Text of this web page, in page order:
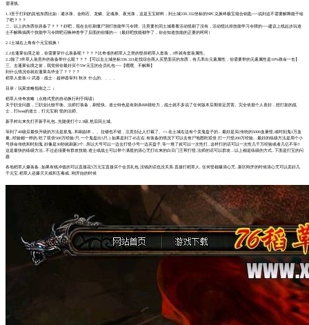
需谨慎。
1.3至于打到的其他东西比如：避水珠、金刚石、龙鳞、定魂珠、夜光珠，这是五宝材料，到土城339.332坐标的NPC兑换终极宝箱合钥匙~~~说到这不需要解释能干啥
了吧？？？
二、以上的东西你具备了？？？好吧，现在去狂刷僵尸洞打技能学习令牌。注意要长回土城看看活动怪刷了没有，活动怪比掉技能学习令牌的~~~建议上线起步玩道
士不解释搞两个技能学习令牌吧召唤神兽学了后面的你懂的~~（最好吧技能都学了，你会知道技能的正要的呵呵）
2.1土城右上角有个元宝税换！
2.2去蓬莱仙境之前，你需要穿什么装备呢？？？？比奇省的稻草人之类的怪掉稻草人套装，3件就有套装属性。
2.2除了3件草人装意外的装备带什么呢？？？【可以去土城坐标336.321处找综合商人买里面买的东西，有几率出元素属性，你需要带的元素属性是10%致命一击】
三、去蓬莱仙境之前，我觉得你最好买个5W元宝的会员礼包~~~【嘿嘿、不解释】
到什么情况你就在蓬莱岛毕业了？？？？
稻草人套装+2 武器：战士：超神器审判 秋水 什么的、、、、
目录 / 玩家攻略指南之二 ↓
稻草人传奇攻略（点格式里的自动换行利于阅读）
关于职业问题，三职业比较平衡。法师打装备，刷怪快。道士特色是有刺杀BB很给力，战士就不多说了任何版本后期肯定厉害。完全依据个人喜好，想打架的战
士，打boss的道士，打元宝刷 怪的法师。
新手村出来先打开新手礼包..先随便打个2.3级.然后回土城。
等到了40级后最快升级的方法是抓鬼..和刷副本 。。拉镖也不错，注意别让人打截了。<>.在土城右边有个卖鬼盘子的...最好是买(传统的5000血量怪,或时刻鬼1万血
量,,经验都一样的.吃了双倍500万经验/只.一个鬼盘出5只.) 如果是到了45左右.有装备的情况下可以去丧尸地图吃双倍.打一只怪200万经验...最好的练级方法是用个小
号拼命传统和时刻鬼.好像是30秒就刷新2个..所以大号可以一边去打怪小号一边买盘子.等一堆了就可以一次性打..这样打的话可以一次性几千万经验或者几亿不等!!
这是最快的练级方法..不过必须要有群攻技能.道士或战士可以带个满星的清心咒打出来的白日门王帮打怪.法师的话可以群攻...以上都是练级的方式..下面是打宝的问
题
各地稻草人爆装备..如果有钱冲值的可以直接花5万元宝直接买个会员礼包.没钱的话也没关系.直接打稻草人..任何怪都爆清心咒..新区刚开的时候清心咒可以卖好几
千元宝.稻草人还爆灭天戒和五毒戒..刚开始的时候